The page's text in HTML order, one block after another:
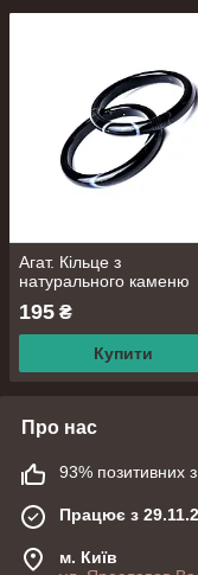
Агат. Кільце з
натурального каменю
195 ₴
Купити
Про нас
93% позитивних з
Працює з
м. Київ